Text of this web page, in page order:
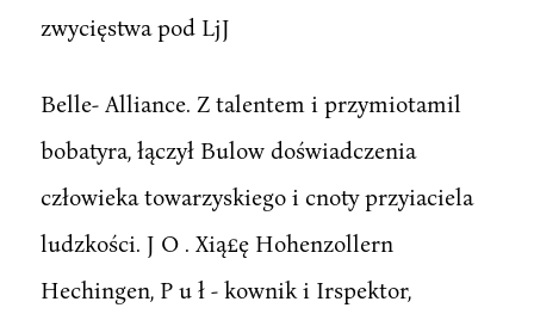
zwycięstwa pod LjJ
Belle- Alliance. Z talentem i przymiotamil
bobatyra, łączył Bulow doświadczenia
człowieka towarzyskiego i cnoty przyiaciela
ludzkości. J O . Xią£ę Hohenzollern
Hechingen, P u ł - kownik i Irspektor,